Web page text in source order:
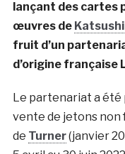
lançant des cartes
œuvres de
fruit d’un
d’origine française
Le partenariat a été
vente de jetons non
de Turner(janvier